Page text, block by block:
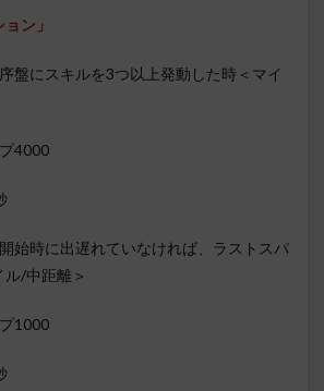
ン」
盤にスキルを3つ以上発動した時＜マイ
4000
始時に出遅れていなければ、ラストスパ
/中距離＞
1000